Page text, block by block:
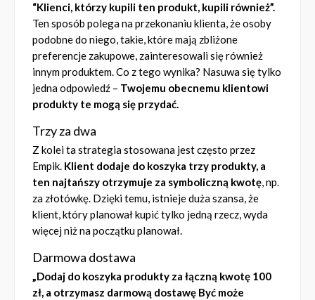
“Klienci, którzy kupili ten produkt, kupili również”.
Ten sposób polega na przekonaniu klienta, że osoby
podobne do niego, takie, które mają zbliżone
preferencje zakupowe, zainteresowali się również
innym produktem. Co z tego wynika? Nasuwa się tylko
jedna odpowiedź – Twojemu obecnemu klientowi
produkty te mogą się przydać.
Trzy za dwa
Z kolei ta strategia stosowana jest często przez
Empik. Klient dodaje do koszyka trzy produkty, a
ten najtańszy otrzymuje za symboliczną kwotę, np.
za złotówkę. Dzięki temu, istnieje duża szansa, że
klient, który planował kupić tylko jedną rzecz, wyda
więcej niż na początku planował.
Darmowa dostawa
„Dodaj do koszyka produkty za łączną kwotę 100
zł, a otrzymasz darmową dostawę Być może